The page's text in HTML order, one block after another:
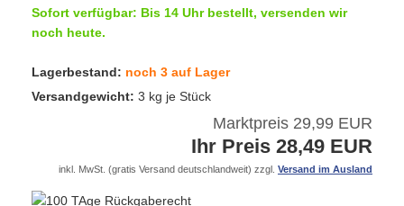
Sofort verfügbar: Bis 14 Uhr bestellt, versenden wir
noch heute.
Lagerbestand: noch 3 auf Lager
Versandgewicht: 3 kg je Stück
Marktpreis 29,99 EUR
Ihr Preis 28,49 EUR
inkl. MwSt. (gratis Versand deutschlandweit) zzgl. Versand im Ausland